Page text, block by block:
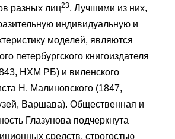
разных лиц23. Лучшими из них,
индивидуальную и
моделей, являются
петербургского книгоиздателя
НХМ РБ) и виленского
Н. Малиновского (1847,
Варшава). Общественная и
Глазунова подчеркнута
средств, строгостью